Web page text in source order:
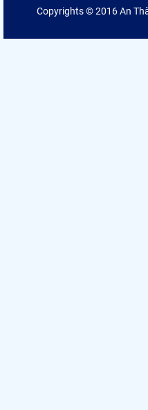
Copyrights © 2016 An